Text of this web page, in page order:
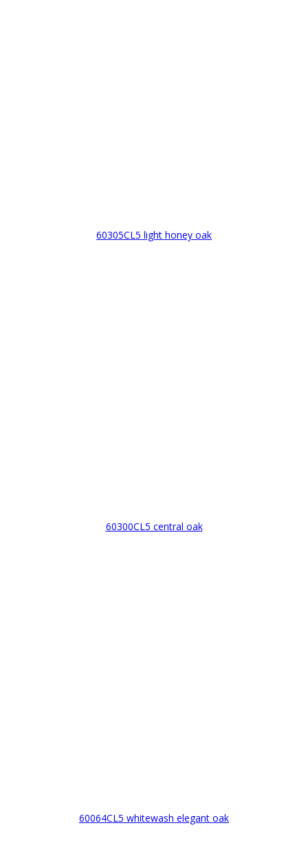
60305CL5 light honey oak
60300CL5 central oak
60064CL5 whitewash elegant oak